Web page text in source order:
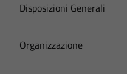
Disposizioni Generali
Organizzazione